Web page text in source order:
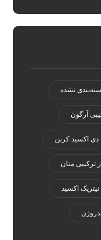
نشده
آرگون
دی اکسید کربن
ترکیبی متان
نیتریک اکسید